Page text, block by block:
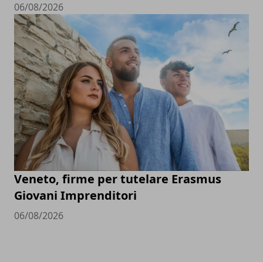
06/08/2026
Veneto, firme per tutelare Erasmus
Giovani Imprenditori
06/08/2026